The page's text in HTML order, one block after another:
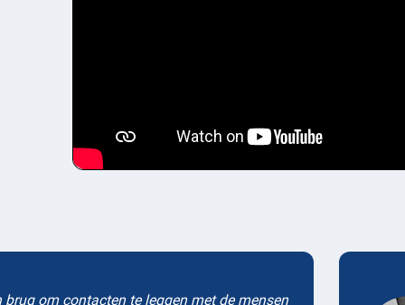
brug om contacten te leggen met de mensen